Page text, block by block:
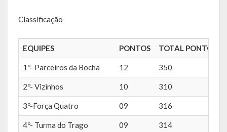
A História da Comunidade Evangélica de Linha Kronenthal
A história da Comunidade Católica São Paulo de Lagoa dos Três
Cantos
Brasil de Lagoa dos Três Cantos
A história marcante do Grêmio Esportivo Lagoense: uma história
de paixão e muitas conquistas
Classificação
EQUIPES PONTOS TOTAL PONTOS
1º- Parceiros da Bocha 12 350
2º- Vizinhos 10 310
3º-Força Quatro 09 316
4º- Turma do Trago 09 314